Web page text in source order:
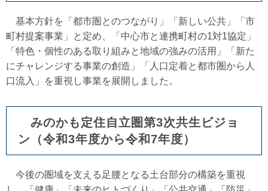
基本方針を「都市圏とのつながり」「新しい公共」「市
町村提案事業」と定め、「中心市と連携町村の1対1協定」
「特色・個性のある取り組みと地域の強みの活用」「新た
にチャレンジする事業の創造」「人口定着と都市圏から人
口流入」を重視し事業を展開しました。
みのかも定住自立圏第3次共生ビジョ
ン（令和3年度から令和7年度）
今後の圏域を支える足腰となる土台部分の構築を重視